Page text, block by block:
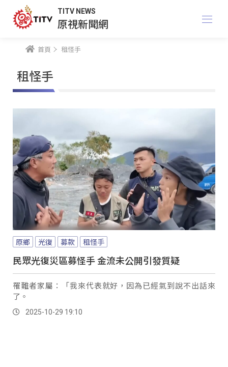
TITV NEWS
原視新聞網
首頁 租怪手
租怪手
原鄉 光復 募款 租怪手
民眾光復災區募怪手 金流未公開引發質疑
罹難者家屬：「我來代表就好，因為已經氣到說不出話來
了。
2025-10-29 19:10